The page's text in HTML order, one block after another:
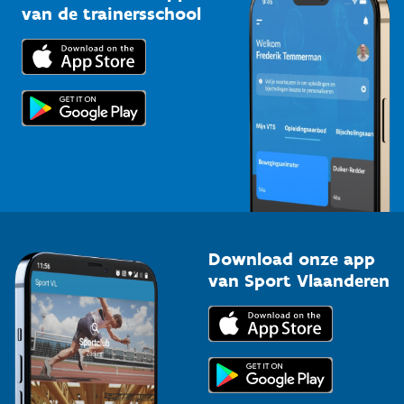
Bedrijven
Trainers en begeleiders
Topsporters
Downloads
Voor de pers
van de trainersschool
Download onze app
van Sport Vlaanderen